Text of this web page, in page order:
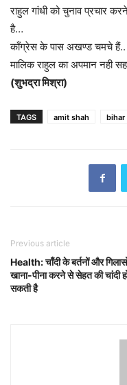
राहुल गांधी को चुनाव प्रचार
है…
काँग्रेस के पास अखण्ड चमचे
मालिक राहुल का अपमान नही
(शुभद्रा मिश्रा)
TAGS amit shah
Previous article
Health: चाँदी के बर्तनों और
खाना-पीना करने से सेहत की चांदी
सकती है